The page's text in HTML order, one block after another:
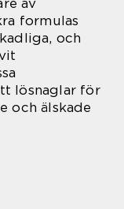
av
formulas
och
lösnaglar för
och älskade